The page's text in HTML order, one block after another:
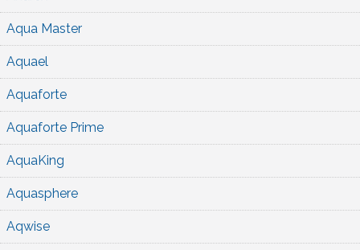
Aqua Master
Aquael
Aquaforte
Aquaforte Prime
AquaKing
Aquasphere
Aqwise